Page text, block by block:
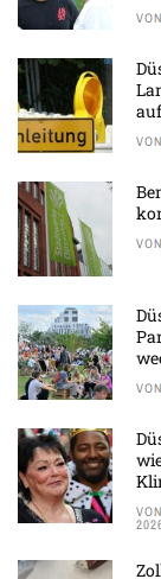
VON
VON
VON
VON
VON